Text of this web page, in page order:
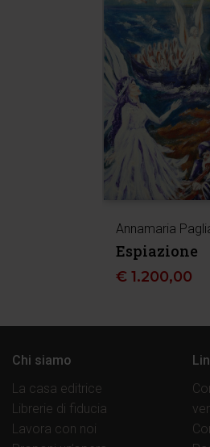
Annamaria
Espiazione
€ 1.200,00
Chi siamo
La casa editrice
Librerie di fiducia
Lavora con noi